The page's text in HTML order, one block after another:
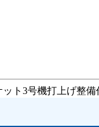
ト3号機打上げ整備